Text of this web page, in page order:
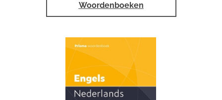
Woordenboeken